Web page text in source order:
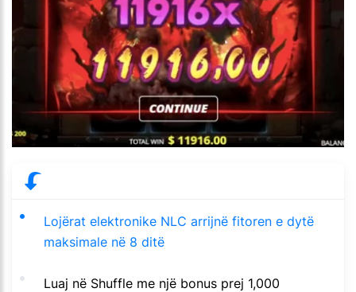
Lojërat elektronike NLC arrijnë fitoren e dytë
maksimale në 8 ditë
Luaj në Shuffle me një bonus prej 1,000